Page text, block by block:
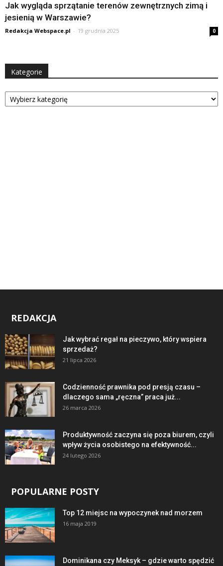
Jak wygląda sprzątanie terenów zewnętrznych zimą i
jesienią w Warszawie?
Redakcja Webspace.pl - 19 grudnia 2025 0
Kategorie
Kategorie
REDAKCJA
Jak wybrać regał na pieczywo, który wspiera
sprzedaż?
21 lipca 2026
Codzienność prawnika pod presją czasu –
dlaczego sama „ręczna” praca już...
26 marca 2026
Produktywność zaczyna się poza biurem, czyli
wpływ życia osobistego na efektywność...
24 lutego 2026
POPULARNE POSTY
Top 12 miejsc na wypoczynek nad morzem
16 maja 2019
Dominikana czy Meksyk – gdzie warto spędzić